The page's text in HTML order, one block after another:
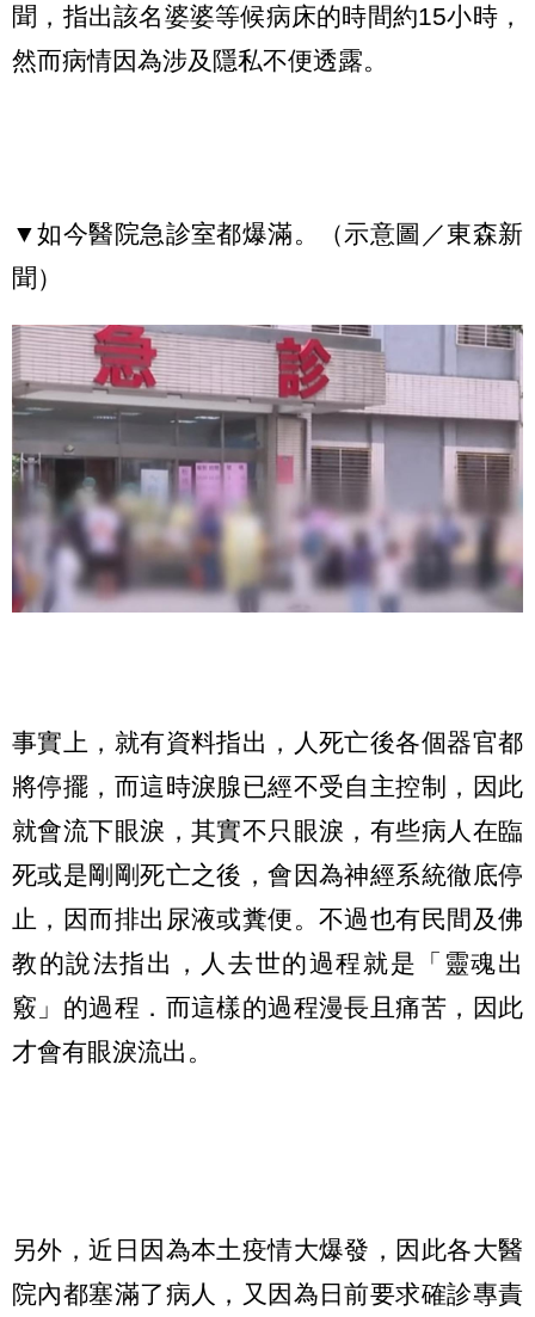
聞，指出該名婆婆等候病床的時間約15小時，
然而病情因為涉及隱私不便透露。
▼如今醫院急診室都爆滿。（示意圖／東森新
聞）
事實上，就有資料指出，人死亡後各個器官都
將停擺，而這時淚腺已經不受自主控制，因此
就會流下眼淚，其實不只眼淚，有些病人在臨
死或是剛剛死亡之後，會因為神經系統徹底停
止，因而排出尿液或糞便。不過也有民間及佛
教的說法指出，人去世的過程就是「靈魂出
竅」的過程．而這樣的過程漫長且痛苦，因此
才會有眼淚流出。
另外，近日因為本土疫情大爆發，因此各大醫
院內都塞滿了病人，又因為日前要求確診專責